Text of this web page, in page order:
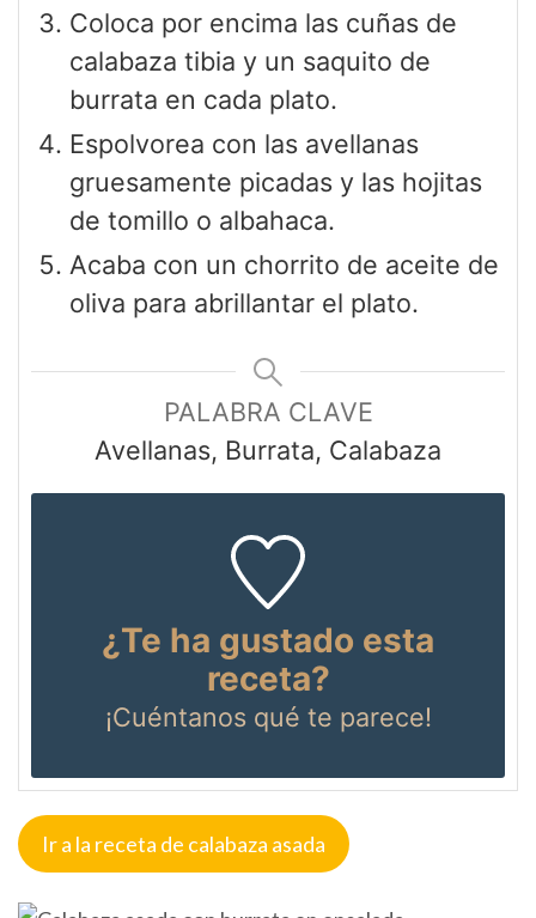
Coloca por encima las cuñas de
calabaza tibia y un saquito de
burrata en cada plato.
Espolvorea con las avellanas
gruesamente picadas y las hojitas
de tomillo o albahaca.
Acaba con un chorrito de aceite de
oliva para abrillantar el plato.
PALABRA CLAVE
Avellanas, Burrata, Calabaza
¿Te ha gustado esta
receta?
¡Cuéntanosqué te parece!
Ir a la receta de calabaza asada